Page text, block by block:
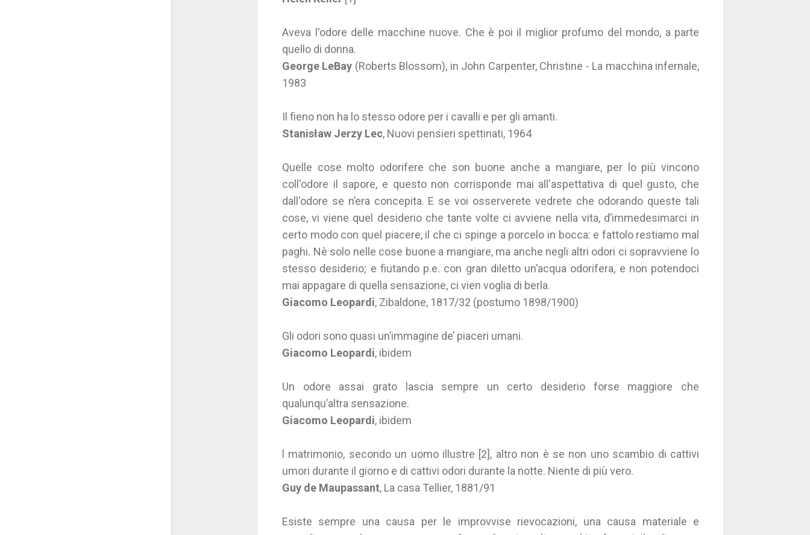
Aveva l'odore delle macchine nuove. Che è poi il miglior profumo del mondo, a parte
quello di donna.
George LeBay (Roberts Blossom), in John Carpenter, Christine - La macchina infernale,
1983
Il fieno non ha lo stesso odore per i cavalli e per gli amanti.
Stanisław Jerzy Lec, Nuovi pensieri spettinati, 1964
Quelle cose molto odorifere che son buone anche a mangiare, per lo più vincono
coll'odore il sapore, e questo non corrisponde mai all'aspettativa di quel gusto, che
dall'odore se n’era concepita. E se voi osserverete vedrete che odorando queste tali
cose, vi viene quel desiderio che tante volte ci avviene nella vita, d’immedesimarci in
certo modo con quel piacere, il che ci spinge a porcelo in bocca: e fattolo restiamo mal
paghi. Nè solo nelle cose buone a mangiare, ma anche negli altri odori ci sopravviene lo
stesso desiderio; e fiutando p.e. con gran diletto un’acqua odorifera, e non potendoci
mai appagare di quella sensazione, ci vien voglia di berla.
Giacomo Leopardi, Zibaldone, 1817/32 (postumo 1898/1900)
Gli odori sono quasi un’immagine de’ piaceri umani.
Giacomo Leopardi, ibidem
Un odore assai grato lascia sempre un certo desiderio forse maggiore che
qualunqu’altra sensazione.
Giacomo Leopardi, ibidem
l matrimonio, secondo un uomo illustre [2], altro non è se non uno scambio di cattivi
umori durante il giorno e di cattivi odori durante la notte. Niente di più vero.
Guy de Maupassant, La casa Tellier, 1881/91
Esiste sempre una causa per le improvvise rievocazioni, una causa materiale e